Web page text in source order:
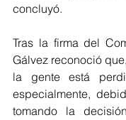
concluyó.
Tras la firma del
Gálvez reconoció
la gente está
especialmente,
tomando la